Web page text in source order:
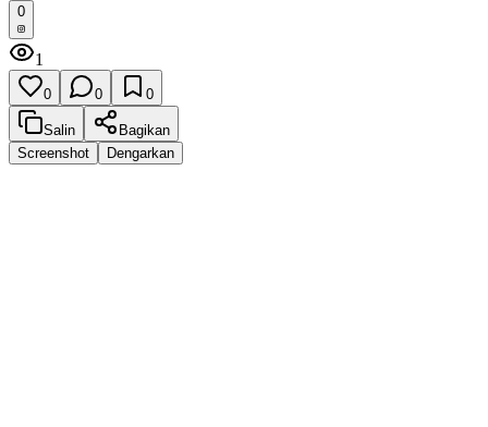
0
1
0 0 0
Salin
Bagikan
Screenshot
Dengarkan